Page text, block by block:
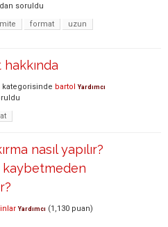
soruldu
format
uzun
kategorisinde bartol Yardımcı
nasıl yapılır?
kaybetmeden
Yardımcı (1,130 puan)